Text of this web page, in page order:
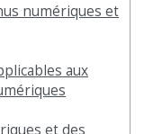
numériques et
aux
et des